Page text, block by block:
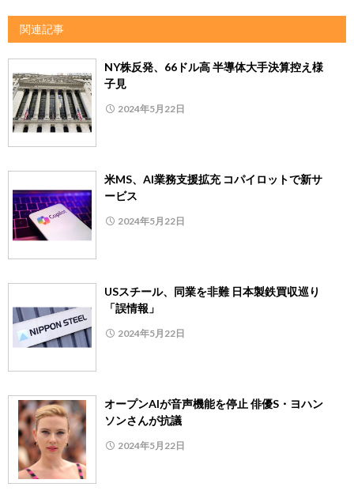
関連記事
NY株反発、66ドル高 半導体大手決算控え様
子見
2024年5月22日
米MS、AI業務支援拡充 コパイロットで新サ
ービス
2024年5月22日
USスチール、同業を非難 日本製鉄買収巡り
「誤情報」
2024年5月22日
オープンAIが音声機能を停止 俳優S・ヨハン
ソンさんが抗議
2024年5月22日